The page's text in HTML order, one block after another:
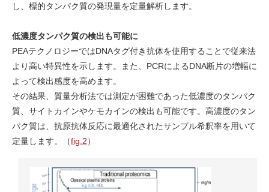
し、標的タンパク質の発現量を定量解析します。
低濃度タンパク質の検出も可能に
PEAテクノロジーではDNAタグ付き抗体を使用することで従来法
より高い特異性を示します。また、PCRによるDNA断片の増幅に
よって検出感度を高めます。
その結果、質量分析法では測定が困難であった低濃度のタンパク
質、サイトカインやケモカインの検出も可能です。高濃度のタン
パク質は、抗原抗体反応に最適化されたサンプル希釈率を用いて
定量します。（fig.2）